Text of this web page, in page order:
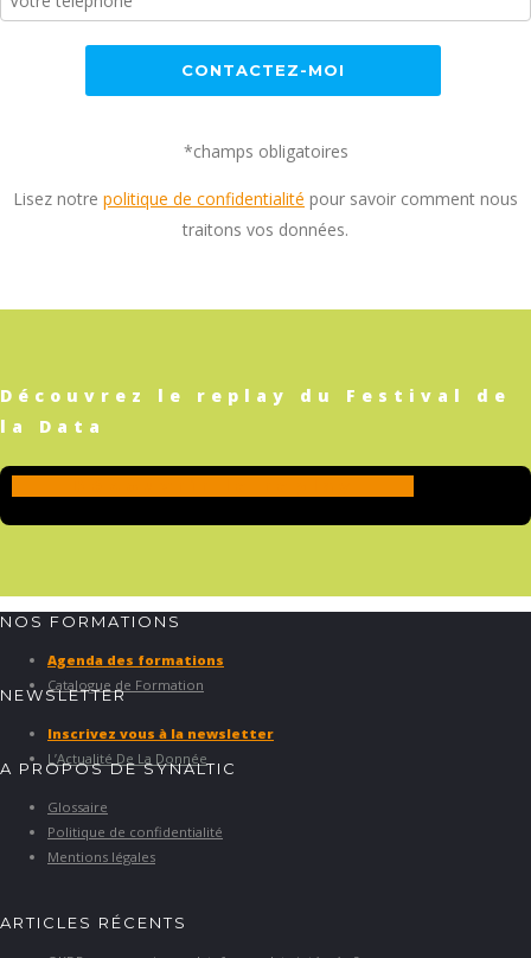
CONTACTEZ-MOI
*champs obligatoires
Lisez notre politique de confidentialité pour savoir comment nous
traitons vos données.
Découvrez le replay du Festival de
la Data
NOS FORMATIONS
Agenda des formations
Catalogue de Formation
NEWSLETTER
Inscrivez vous à la newsletter
L’Actualité De La Donnée
A PROPOS DE SYNALTIC
Glossaire
Politique de confidentialité
Mentions légales
ARTICLES RÉCENTS